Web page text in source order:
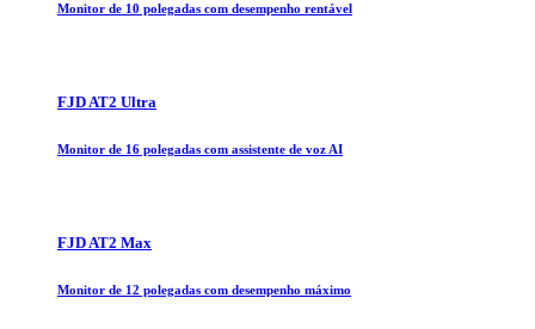
Monitor de 10 polegadas com desempenho rentável
FJD AT2 Ultra
Monitor de 16 polegadas com assistente de voz AI
FJD AT2 Max
Monitor de 12 polegadas com desempenho máximo